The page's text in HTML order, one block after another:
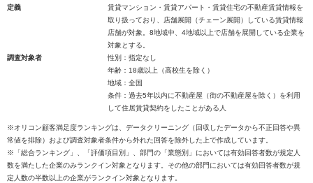
定義
賃貸マンション・賃貸アパート・賃貸住宅の不動産賃貸情報を
取り扱っており、店舗展開（チェーン展開）している賃貸情報
店舗が対象。8地域中、4地域以上で店舗を展開している企業を
対象とする。
調査対象者
性別：指定なし
年齢：18歳以上（高校生を除く）
地域：全国
条件：過去5年以内に不動産屋（街の不動産屋を除く）を利用
して住居賃貸契約をしたことがある人
※オリコン顧客満足度ランキングは、データクリーニング（回収したデータから不正回答や異
常値を排除）および調査対象者条件から外れた回答を除外した上で作成しています。
※「総合ランキング」、「評価項目別」、部門の「業態別」においては有効回答者数が規定人
数を満たした企業のみランクイン対象となります。その他の部門においては有効回答者数が規
定人数の半数以上の企業がランクイン対象となります。